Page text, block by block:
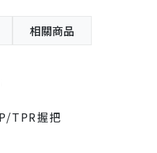
相關商品
TPR握把